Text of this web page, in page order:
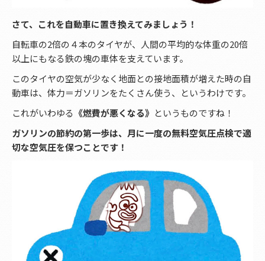
さて、これを自動車に置き換えてみましょう！
自転車の2倍の４本のタイヤが、人間の平均的な体重の20倍
以上にもなる鉄の塊の車体を支えています。
このタイヤの空気が少なく地面との接地面積が増えた時の自
動車は、体力＝ガソリンをたくさん使う、というわけです。
これがいわゆる 《燃費が悪くなる》 というものですね！
ガソリンの節約の第一歩は、月に一度の無料空気圧点検で適
切な空気圧を保つことです！